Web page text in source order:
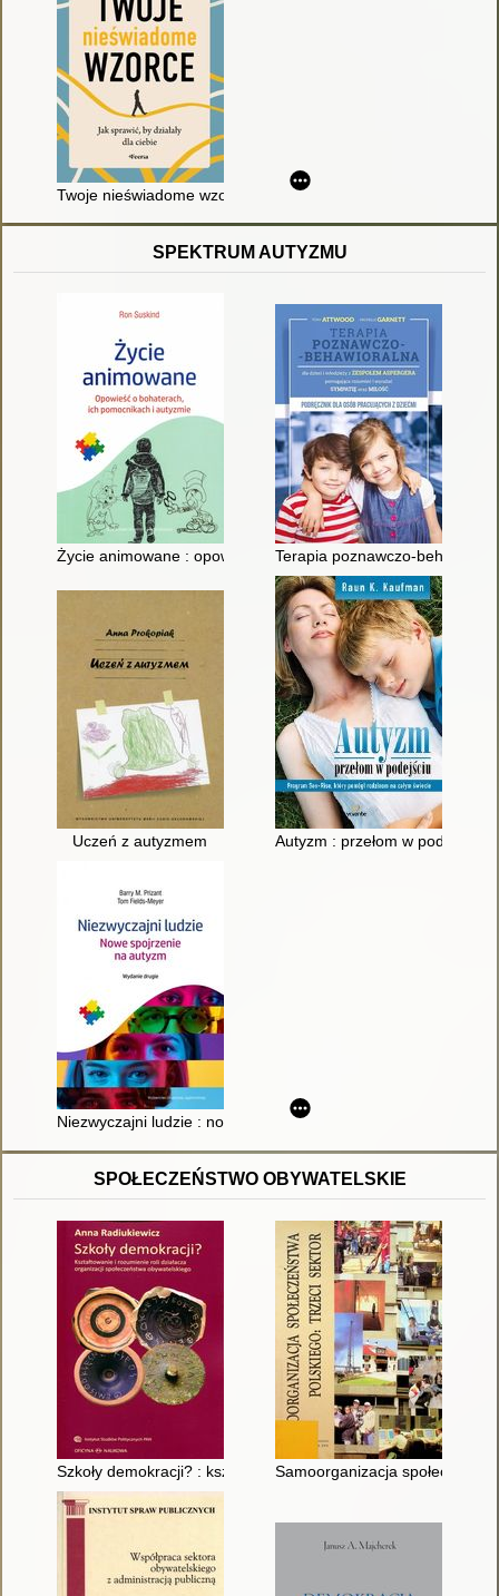
Twoje nieświadome wzorce : jak sprawić, by działały dla ciebie
SPEKTRUM AUTYZMU
Życie animowane : opowieść o bohaterach, ich pomocnikach i
Terapia poznawczo-
Uczeń z autyzmem Autyzm : przełom w podejściu
Niezwyczajni ludzie : nowe spojrzenie na autyzm
SPOŁECZEŃSTWO OBYWATELSKIE
Szkoły demokracji? : kształtowanie i rozumienie roli
Samoorganizacja